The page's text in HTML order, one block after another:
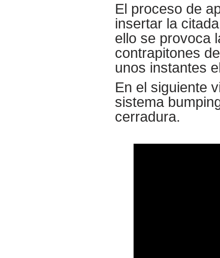
El proceso de
insertar la
ello se provoca
contrapitones
unos instantes
En el siguiente
sistema
cerradura.